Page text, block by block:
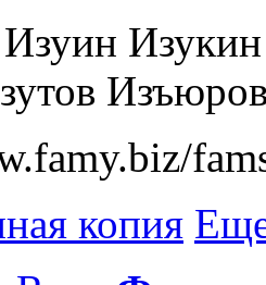
копия